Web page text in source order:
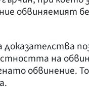
обвиняемият
на
обвинение.